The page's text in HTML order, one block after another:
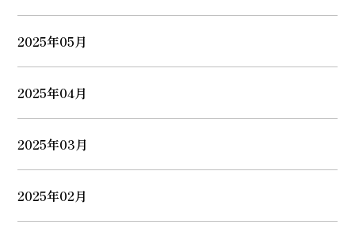
2025年05月
2025年04月
2025年03月
2025年02月